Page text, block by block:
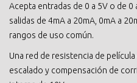
Acepta entradas de 0 a 5V o de
salidas de 4mA a 20mA, 0mA a
rangos de uso común.
Una red de resistencia de
escalado y compensación de